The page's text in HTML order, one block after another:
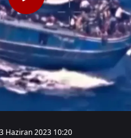
Haziran 2023 10:20